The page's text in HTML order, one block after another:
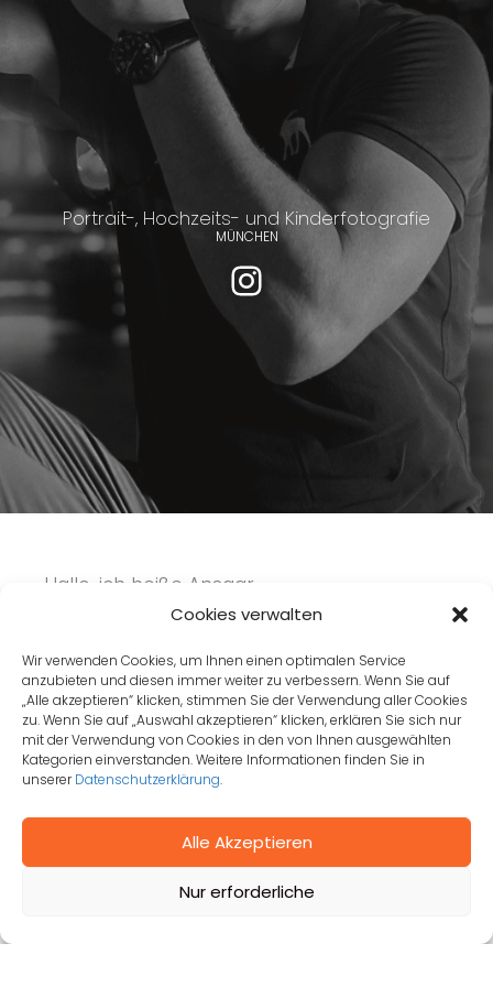
Cookies verwalten
Wir verwenden Cookies, um Ihnen einen optimalen Service
anzubieten und diesen immer weiter zu verbessern. Wenn Sie auf
„Alle akzeptieren“ klicken, stimmen Sie der Verwendung aller Cookies
zu. Wenn Sie auf „Auswahl akzeptieren“ klicken, erklären Sie sich nur
mit der Verwendung von Cookies in den von Ihnen ausgewählten
Kategorien einverstanden. Weitere Informationen finden Sie in
unsererDatenschutzerklärung.
Alle Akzeptieren
Nur erforderliche
Portrait-, Hochzeits- und Kinderfotografie
MÜNCHEN
https://
Hallo, ich heiße Ansgar.
fesselnde Porträts, eingefangen aus der
Perspektive eines leidenschaftlichen
Fotografen.